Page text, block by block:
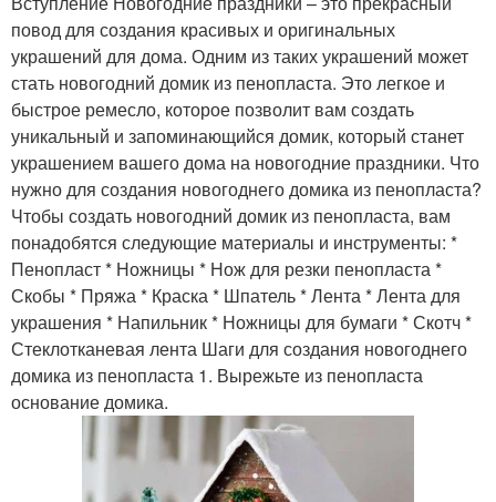
повод для создания красивых и оригинальных
украшений для дома. Одним из таких украшений может
стать новогодний домик из пенопласта. Это легкое и
быстрое ремесло, которое позволит вам создать
уникальный и запоминающийся домик, который станет
украшением вашего дома на новогодние праздники. Что
нужно для создания новогоднего домика из пенопласта?
Чтобы создать новогодний домик из пенопласта, вам
понадобятся следующие материалы и инструменты: *
Пенопласт * Ножницы * Нож для резки пенопласта *
Скобы * Пряжа * Краска * Шпатель * Лента * Лента для
украшения * Напильник * Ножницы для бумаги * Скотч *
Стеклотканевая лента Шаги для создания новогоднего
домика из пенопласта 1. Вырежьте из пенопласта
основание домика.